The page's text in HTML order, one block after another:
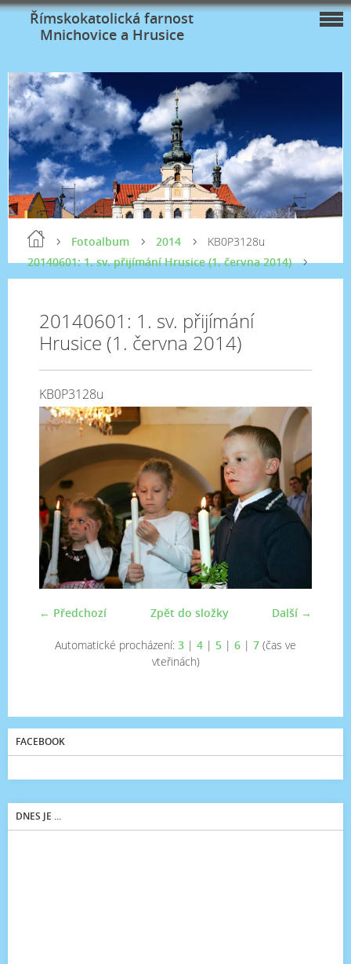
Římskokatolická farnost
Mnichovice a Hrusice
Fotoalbum
2014
20140601: 1. sv. přijímání Hrusice (1. června 2014)
KB0P3128u
20140601: 1. sv. přijímání
Hrusice (1. června 2014)
KB0P3128u
← Předchozí Další →
Zpět do složky
Automatické procházení: 3 | 4 | 5 | 6 | 7 (čas ve
vteřinách)
FACEBOOK
DNES JE ...